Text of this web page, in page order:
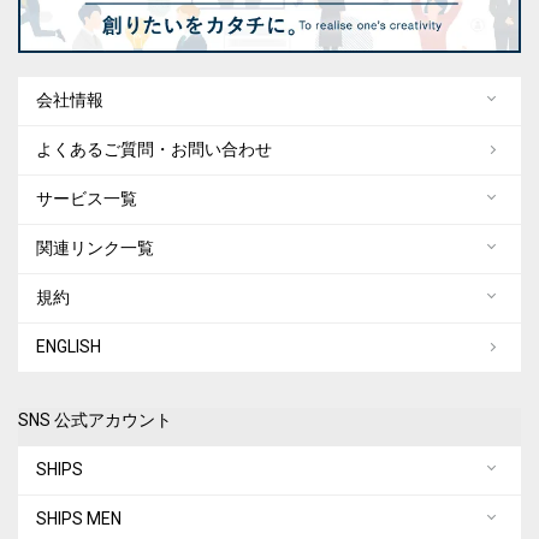
会社情報
よくあるご質問・お問い合わせ
サービス一覧
関連リンク一覧
規約
ENGLISH
SNS 公式アカウント
SHIPS
SHIPS MEN